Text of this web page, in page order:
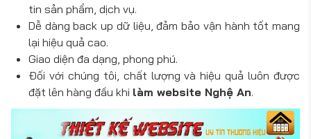
tin sản phẩm, dịch vụ.
Dễ dàng back up dữ liệu, đảm bảo vận hành tốt mang
lại hiệu quả cao.
Giao diện đa dạng, phong phú.
Đối với chúng tôi, chất lượng và hiệu quả luôn được
đặt lên hàng đầu khi làm website Nghệ An.